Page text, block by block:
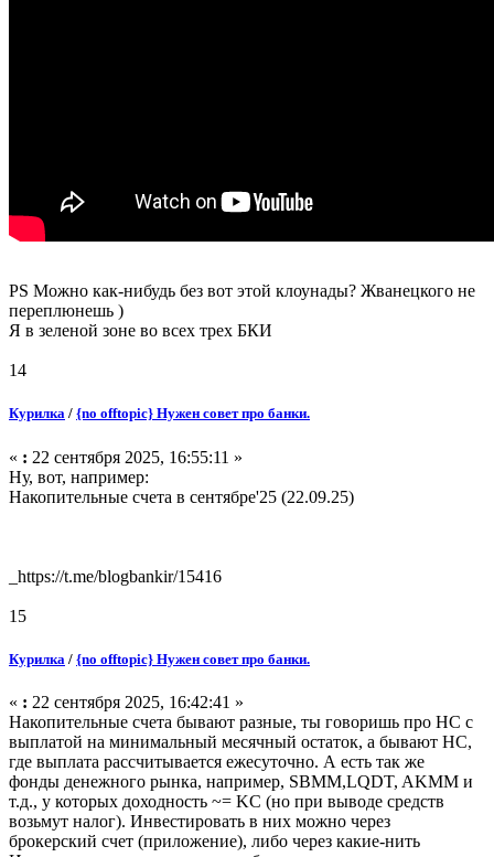
PS Можно как-нибудь без вот этой клоунады? Жванецкого не
переплюнешь )
Я в зеленой зоне во всех трех БКИ
14
Курилка / {no offtopic} Нужен совет про банки.
« : 22 сентября 2025, 16:55:11 »
Ну, вот, например:
Накопительные счета в сентябре'25 (22.09.25)
_https://t.me/blogbankir/15416
15
Курилка / {no offtopic} Нужен совет про банки.
« : 22 сентября 2025, 16:42:41 »
Накопительные счета бывают разные, ты говоришь про НС с
выплатой на минимальный месячный остаток, а бывают НС,
где выплата рассчитывается ежесуточно. А есть так же
фонды денежного рынка, например, SBMM,LQDT, AKMM и
т.д., у которых доходность ~= KC (но при выводе средств
возьмут налог). Инвестировать в них можно через
брокерский счет (приложение), либо через какие-нить